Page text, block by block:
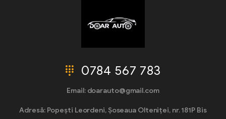
0784 567 783
Email: doarauto@gmail.com
Adresă: Popești Leordeni, Șoseaua Olteniței, nr. 181P Bis